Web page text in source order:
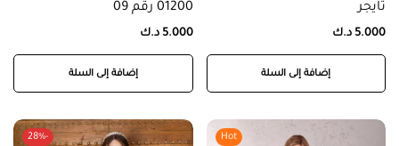
تايجر
5.000 د.ك
إضافة إلى السلة
01200 رقم 09
5.000 د.ك
إضافة إلى السلة
Hot
-28%